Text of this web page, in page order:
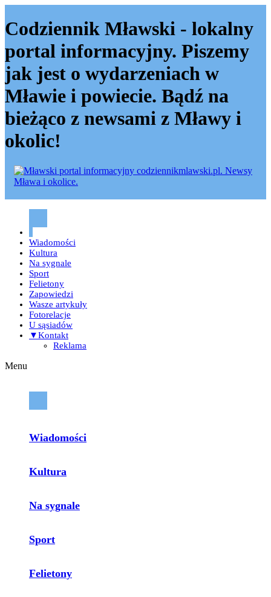
Codziennik Mławski - lokalny
portal informacyjny. Piszemy
jak jest o wydarzeniach w
Mławie i powiecie. Bądź na
bieżąco z newsami z Mławy i
okolic!
Codziennik mławski – Mława
Wiadomości
Kultura
Na sygnale
Sport
Felietony
Zapowiedzi
Wasze artykuły
Fotorelacje
U sąsiadów
▼Kontakt
Reklama
Menu
Wiadomości
Kultura
Na sygnale
Sport
Felietony